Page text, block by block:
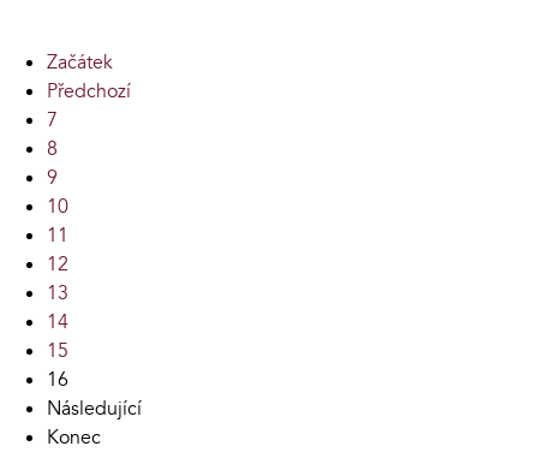
Začátek
Předchozí
7
8
9
10
11
12
13
14
15
16
Následující
Konec